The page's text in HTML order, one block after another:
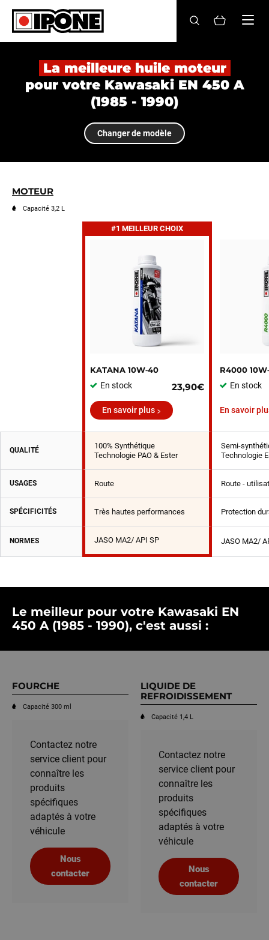
Ipone
HUILES MOTEUR
ENTRETIEN
MAINTENANCE
Revendeurs
BE
La meilleure huile moteur
pour votre Kawasaki EN 450 A
(1985 - 1990)
Changer de modèle
MOTEUR
Capacité 3,2 L
#1 MEILLEUR CHOIX
KATANA 10W‑40
En stock
23,90€
R4000
En stock
En savoir plus En savoir
QUALITÉ
100% Synthétique
Technologie PAO & Ester
Semi-
Technologie
USAGES Route Route -
SPÉCIFICITÉS Très hautes performances Protection
NORMES JASO MA2/ API SP JASO MA2/
Le meilleur pour votre Kawasaki EN
450 A (1985 - 1990), c'est aussi :
FOURCHE
Capacité 300 ml
Contactez notre
service client pour
connaître les
produits
spécifiques
adaptés à votre
véhicule
Nous
contacter
LIQUIDE DE
REFROIDISSEMENT
Capacité 1,4 L
Contactez notre
service client pour
connaître les
produits
spécifiques
adaptés à votre
véhicule
Nous
contacter